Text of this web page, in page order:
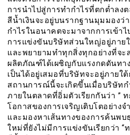
การนำไปสู่การทำกำไรที่ตกต่ำลง
สีน้ำเงินจะอยู่บนรากฐานมุมมองว่
กำไรในอนาคตจะมาจากการเข้าไ
การแข่งขันบริษัทส่วนใหญ่อยู่ภาย
และพยายามทำทุกสิ่งทุกอย่างที่จะ
ผลิตภัณฑ์ได้เผชิญกับแรงกดดันทา
เป็นได้อยู่เสมอที่บริษัทจะอยู่ภายใ
สถานการณ์นี้จะเกิดขึ้นเมื่อบริษัทก
ภายในตลาดที่อิ่มตัวเรียกกันว่า ” ท
โอกาสของการเจริญเติบโตอย่าง
และมองหาเส้นทางของการค้นพบ
ใหม่ที่ยังไม่มีการแข่งขันเรียกว่า “ท